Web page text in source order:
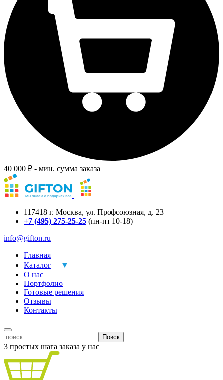
40 000 ₽ - мин. сумма заказа
117418 г. Москва, ул. Профсоюзная, д. 23
+7 (495) 275-25-25 (пн-пт 10-18)
info@gifton.ru
Главная
Каталог
О нас
Портфолио
Готовые решения
Отзывы
Контакты
Поиск
3 простых шага заказа у нас